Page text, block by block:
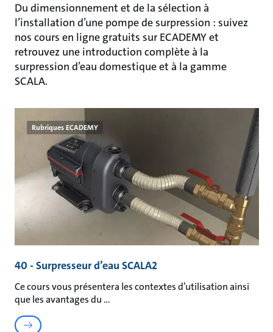
Du dimensionnement et de la sélection à
l’installation d’une pompe de surpression : suivez
nos cours en ligne gratuits sur ECADEMY et
retrouvez une introduction complète à la
surpression d’eau domestique et à la gamme
SCALA.
Rubriques ECADEMY
40 - Surpresseur d’eau SCALA2
Ce cours vous présentera les contextes d’utilisation ainsi
que les avantages du